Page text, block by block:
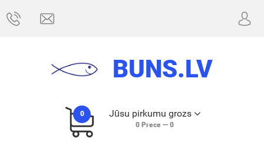
BUNS.LV
0 Jūsu pirkumu grozs
0Prece — 0